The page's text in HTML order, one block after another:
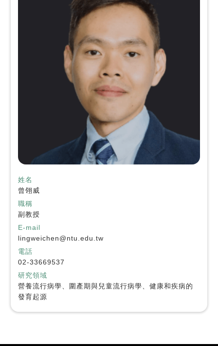
姓名
曾翎威
職稱
副教授
E-mail
lingweichen@ntu.edu.tw
電話
02-33669537
研究領域
營養流行病學、圍產期與兒童流行病學、健康和疾病的
發育起源